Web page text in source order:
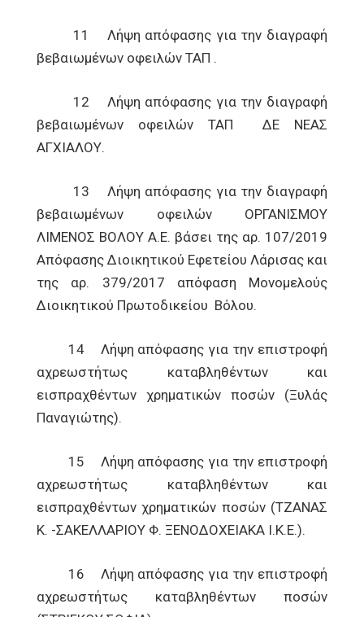
11 Λήψη απόφασης για την διαγραφή
βεβαιωμένων οφειλών ΤΑΠ .
12 Λήψη απόφασης για την διαγραφή
βεβαιωμένων οφειλών ΤΑΠ ΔΕ ΝΕΑΣ
ΑΓΧΙΑΛΟΥ.
13 Λήψη απόφασης για την διαγραφή
βεβαιωμένων οφειλών ΟΡΓΑΝΙΣΜΟΥ
ΛΙΜΕΝΟΣ ΒΟΛΟΥ Α.Ε. βάσει της αρ. 107/2019
Απόφασης Διοικητικού Εφετείου Λάρισας και
της αρ. 379/2017 απόφαση Μονομελούς
Διοικητικού Πρωτοδικείου Βόλου.
14 Λήψη απόφασης για την επιστροφή
αχρεωστήτως καταβληθέντων και
εισπραχθέντων χρηματικών ποσών (Ξυλάς
Παναγιώτης).
15 Λήψη απόφασης για την επιστροφή
αχρεωστήτως καταβληθέντων και
εισπραχθέντων χρηματικών ποσών (ΤΖΑΝΑΣ
Κ. -ΣΑΚΕΛΛΑΡΙΟΥ Φ. ΞΕΝΟΔΟΧΕΙΑΚΑ Ι.Κ.Ε.).
16 Λήψη απόφασης για την επιστροφή
αχρεωστήτως καταβληθέντων ποσών